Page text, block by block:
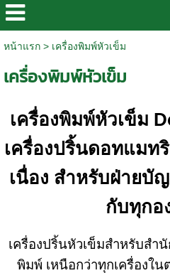
หน้าแรก> เครื่องพิมพ์หัวเข็ม
เครื่องพิมพ์หัวเข็ม
เครื่องพิมพ์หัวเข็ม
เครื่องปริ้นดอทแมท
เนื่อง สำหรับฝ่ายบั
กับทุกอ
เครื่องปริ้นหัวเข็มสำหรับสำ
พิมพ์ เหนือกว่าทุกเครื่องใ